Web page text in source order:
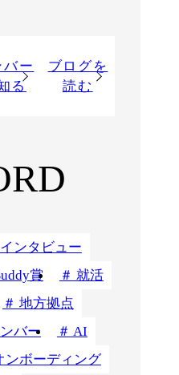
バー
る
ブログを
読む
インタビュー
賞
就活
地方拠点
バー
AI
ンボーディング